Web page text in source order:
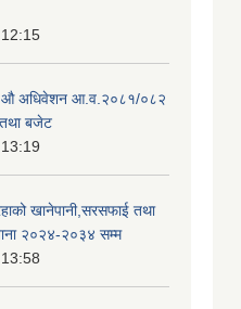
औ अधिवेशन आ.व.२०८१/०८२
तथा बजेट
खानेपानी,सरसफाई तथा
२०२४-२०३४ सम्म